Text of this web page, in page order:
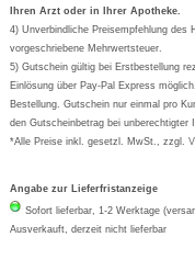
Wick
Eucerin
Basica
Ihren Arzt oder in Ihrer Apotheke.
4) Unverbindliche Preisempfehlung des
vorgeschriebene Mehrwertsteuer.
5) Gutschein gültig bei Erstbestellung
Einlösung über Pay-Pal Express
Bestellung. Gutschein nur einmal pro
den Gutscheinbetrag bei unberechtigter
*Alle Preise inkl. gesetzl. MwSt., zzgl.
Angabe zur Lieferfristanzeige
Sofort lieferbar, 1-2 Werktage
Ausverkauft, derzeit nicht lieferbar